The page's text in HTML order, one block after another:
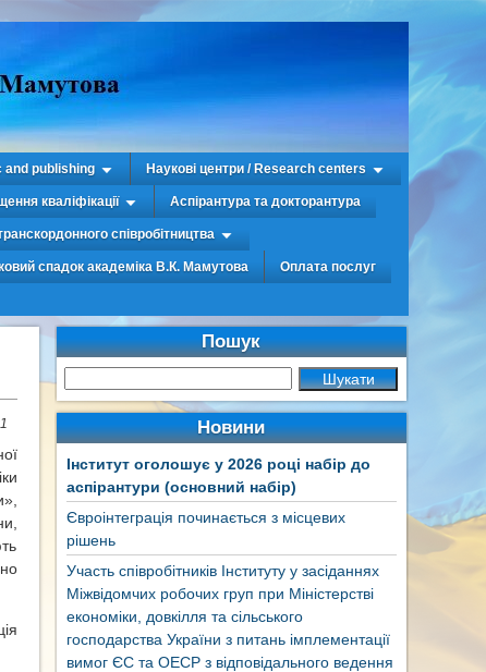
and publishing Наукові центри / Research centers
кваліфікації Аспірантура та докторантура
співробітництва
спадок академіка В.К. Мамутова Оплата послуг
Пошук
Новини
Інститут оголошує у 2026 році набір до
аспірантури (основний набір)
Євроінтеграція починається з місцевих
рішень
Участь співробітників Інституту у засіданнях
Міжвідомчих робочих груп при Міністерстві
економіки, довкілля та сільського
господарства України з питань імплементації
вимог ЄС та ОЕСР з відповідального ведення